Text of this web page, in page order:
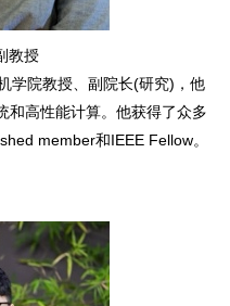
教授
学院教授、副院长(研究)，他
和高性能计算。他获得了众多
member和IEEE Fellow。